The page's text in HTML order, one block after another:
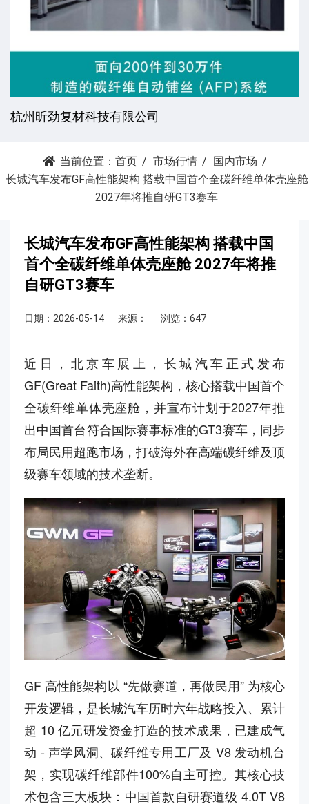
杭州昕劲复材科技有限公司
当前位置： 首页 市场行情
国内市场
长城汽车发布GF高性能架构 搭载中国首个全碳纤维单体壳座舱
2027年将推自研GT3赛车
长城汽车发布GF高性能架构 搭载中国
首个全碳纤维单体壳座舱 2027年将推
自研GT3赛车
日期：2026-05-14 来源： 浏览：647
近日，北京车展上，长城汽车正式发布
GF(Great Faith)高性能架构，核心搭载中国首个
全碳纤维单体壳座舱，并宣布计划于2027年推
出中国首台符合国际赛事标准的GT3赛车，同步
布局民用超跑市场，打破海外在高端碳纤维及顶
级赛车领域的技术垄断。
GF 高性能架构以 “先做赛道，再做民用” 为核心
开发逻辑，是长城汽车历时六年战略投入、累计
超 10 亿元研发资金打造的技术成果，已建成气
动 - 声学风洞、碳纤维专用工厂及 V8 发动机台
架，实现碳纤维部件100%自主可控。其核心技
术包含三大板块：中国首款自研赛道级 4.0T V8